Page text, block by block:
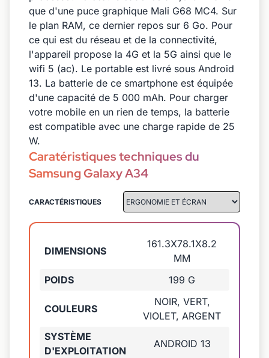
que d'une puce graphique Mali G68 MC4. Sur
le plan RAM, ce dernier repos sur 6 Go. Pour
ce qui est du réseau et de la connectivité,
l'appareil propose la 4G et la 5G ainsi que le
wifi 5 (ac). Le portable est livré sous Android
13. La batterie de ce smartphone est équipée
d'une capacité de 5 000 mAh. Pour charger
votre mobile en un rien de temps, la batterie
est compatible avec une charge rapide de 25
W.
Caratéristiques techniques du
Samsung Galaxy A34
CARACTÉRISTIQUES
DIMENSIONS
161.3X78.1X8.2
MM
POIDS
199 G
COULEURS
NOIR, VERT,
VIOLET, ARGENT
SYSTÈME
D'EXPLOITATION
ANDROID 13